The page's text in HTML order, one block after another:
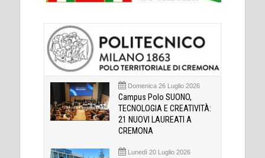
Domenica 26 Luglio 2026
Campus Polo SUONO,
TECNOLOGIA E CREATIVITÀ:
21 NUOVI LAUREATI A
CREMONA
Lunedì 20 Luglio 2026